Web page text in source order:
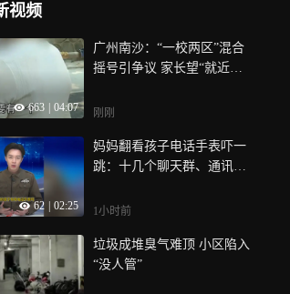
视频
663 04:07
广州南沙：“一校两区”混合
摇号引争议 家长望“就近入
刚刚
62 02:25
妈妈翻看孩子电话手表吓一
跳：十几个聊天群、通讯录
孩子哭诉：“我不被尊重”
1小时前
垃圾成堆臭气难顶 小区陷入
“没人管”